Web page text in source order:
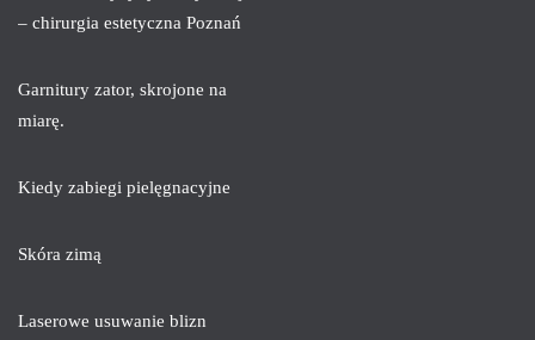
– chirurgia estetyczna Poznań
Garnitury zator, skrojone na
miarę.
Kiedy zabiegi pielęgnacyjne
Skóra zimą
Laserowe usuwanie blizn